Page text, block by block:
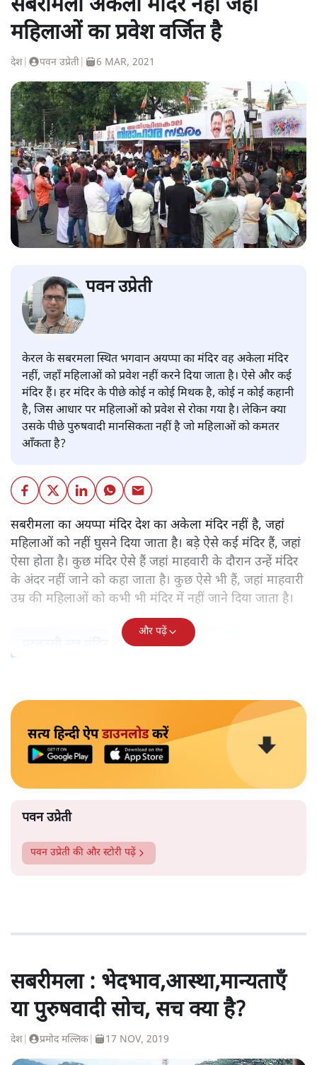
सबरीमला अकेला मंदिर नहीं जहां
महिलाओं का प्रवेश वर्जित है
देश पवन उप्रेती 6 MAR, 2021
पवन उप्रेती
केरल के सबरमला स्थित भगवान अयप्पा का मंदिर वह अकेला मंदिर
नहीं, जहाँ महिलाओं को प्रवेश नहीं करने दिया जाता है। ऐसे और कई
मंदिर हैं। हर मंदिर के पीछे कोई न कोई मिथक है, कोई न कोई कहानी
है, जिस आधार पर महिलाओं को प्रवेश से रोका गया है। लेकिन क्या
उसके पीछे पुरुषवादी मानसिकता नहीं है जो महिलाओं को कमतर
आँकता है?
सबरीमला का अयप्पा मंदिर देश का अकेला मंदिर नहीं है, जहां
महिलाओं को नहीं घुसने दिया जाता है। बड़े ऐसे कई मंदिर हैं, जहां
ऐसा होता है। कुछ मंदिर ऐसे हैं जहां माहवारी के दौरान उन्हें मंदिर
के अंदर नहीं जाने को कहा जाता है। कुछ ऐसे भी हैं, जहां माहवारी
उम्र की महिलाओं को कभी भी मंदिर में नहीं जाने दिया जाता है।
और पढ़ें
सत्य हिन्दी ऐपडाउनलोडकरें
पवन उप्रेती
पवन उप्रेती की और स्टोरी पढ़ें
सबरीमला : भेदभाव,आस्था,मान्यताएँ
या पुरुषवादी सोच, सच क्या है?
देश प्रमोद मल्लिक 17 NOV, 2019